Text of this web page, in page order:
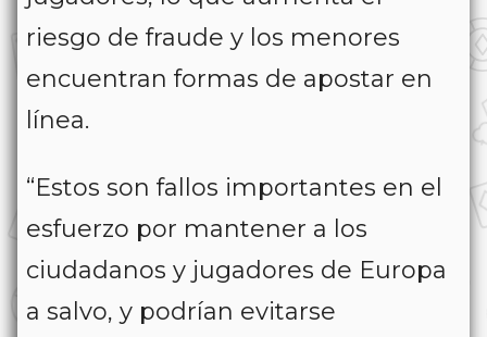
riesgo de fraude y los menores
encuentran formas de apostar en
línea.
“Estos son fallos importantes en el
esfuerzo por mantener a los
ciudadanos y jugadores de Europa
a salvo, y podrían evitarse